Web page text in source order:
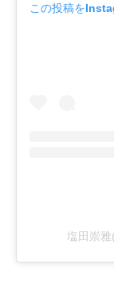
この投稿を
塩田崇